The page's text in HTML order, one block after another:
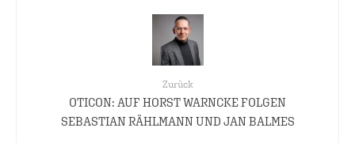
Zurück
OTICON: AUF HORST WARNCKE FOLGEN
SEBASTIAN RÄHLMANN UND JAN BALMES